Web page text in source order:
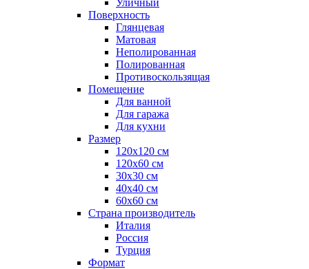
Уличный
Поверхность
Глянцевая
Матовая
Неполированная
Полированная
Противоскользящая
Помещение
Для ванной
Для гаража
Для кухни
Размер
120x120 см
120x60 см
30x30 см
40x40 см
60x60 см
Страна производитель
Италия
Россия
Турция
Формат